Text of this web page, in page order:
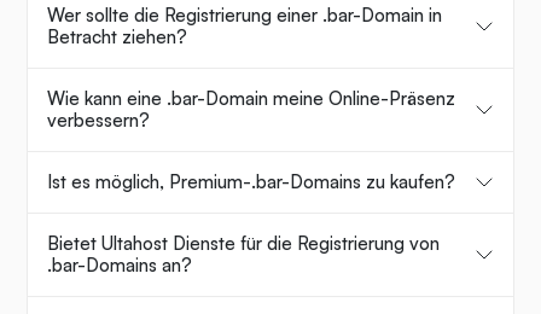
Wer sollte die Registrierung einer .bar-Domain in
Betracht ziehen?
Wie kann eine .bar-Domain meine Online-Präsenz
verbessern?
Ist es möglich, Premium-.bar-Domains zu kaufen?
Bietet Ultahost Dienste für die Registrierung von
.bar-Domains an?